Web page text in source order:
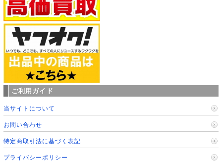
ご利用ガイド
当サイトについて
お問い合わせ
特定商取引法に基づく表記
プライバシーポリシー